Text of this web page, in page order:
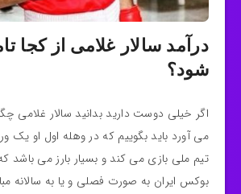
درآمد سالار غلامی از کجا
شود؟
اگر خیلی دوست دارید بدانید سالار غلامی
می‌ آورد باید بگوییم که در وهله اول او یک
تیم ملی بازی می کند و بسیار بارز می باشد
بوکس ایران به صورت فصلی و یا به سالانه